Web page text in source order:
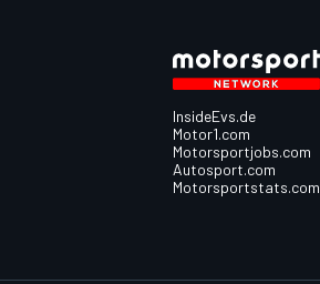
InsideEvs.de
Motor1.com
Motorsportjobs.com
Autosport.com
Motorsportstats.com